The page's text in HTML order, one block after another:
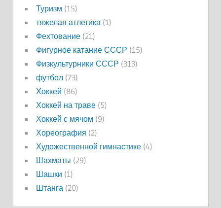
Туризм (15)
тяжелая атлетика (1)
Фехтование(21)
Фигурное катание СССР (15)
Физкультурники СССР (313)
футбол(73)
Хоккей (86)
Хоккей на траве(5)
Хоккей с мячом (9)
Хореография (2)
Художественной гимнастике(4)
Шахматы (29)
Шашки (1)
Штанга (20)